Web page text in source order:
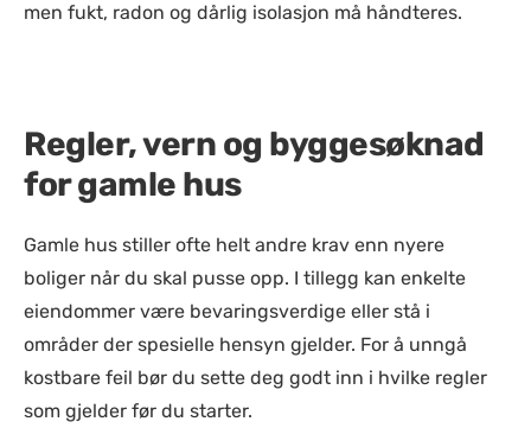
men fukt, radon og dårlig isolasjon må håndteres.
Regler, vern og byggesøknad
for gamle hus
Gamle hus stiller ofte helt andre krav enn nyere
boliger når du skal pusse opp. I tillegg kan enkelte
eiendommer være bevaringsverdige eller stå i
områder der spesielle hensyn gjelder. For å unngå
kostbare feil bør du sette deg godt inn i hvilke regler
som gjelder før du starter.